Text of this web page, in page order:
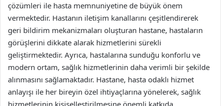
çözümleri ile hasta memnuniyetine de büyük önem
vermektedir. Hastanın iletişim kanallarını çeşitlendirerek
geri bildirim mekanizmaları oluşturan hastane, hastaların
görüşlerini dikkate alarak hizmetlerini sürekli
geliştirmektedir. Ayrıca, hastalarına sunduğu konforlu ve
modern ortam, sağlık hizmetlerinin daha verimli bir şekilde
alınmasını sağlamaktadır. Hastane, hasta odaklı hizmet
anlayışı ile her bireyin özel ihtiyaçlarına yönelerek, sağlık
hizmetlerinin kişiselleştirilmesine önemli katkıda